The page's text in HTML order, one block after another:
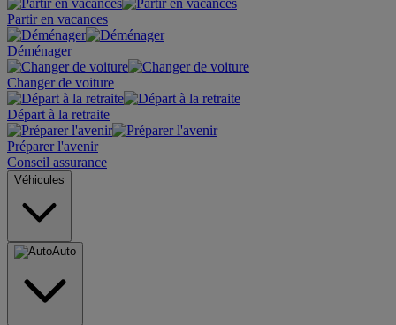
Partir en vacances
Déménager
Changer de voiture
Départ à la retraite
Préparer l'avenir
Conseil assurance
Véhicules
Auto